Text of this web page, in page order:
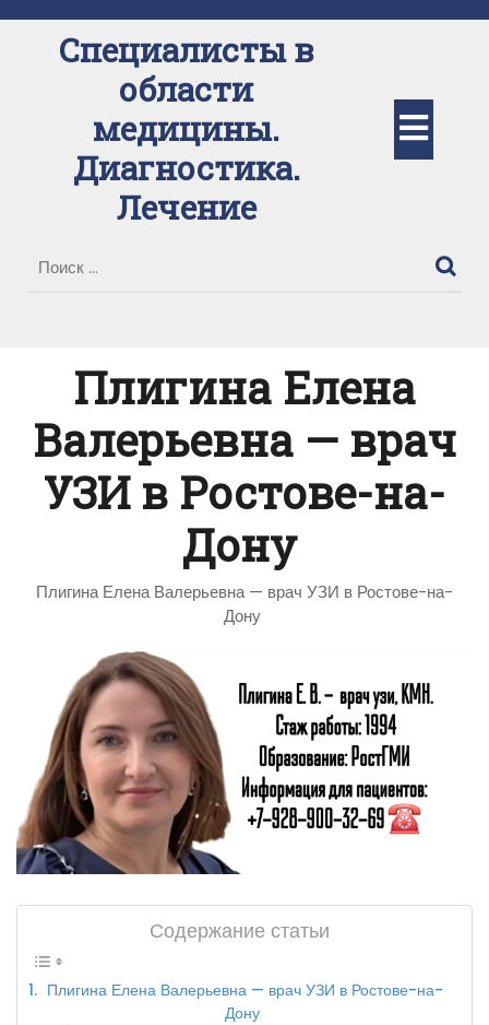
содержимомуСпециалисты в
области
медицины.
Диагностика.
Лечение
Плигина Елена
Валерьевна — врач
УЗИ в Ростове-на-
Дону
Плигина Елена Валерьевна — врач УЗИ в Ростове-на-
Дону
Содержание статьи
Плигина Елена Валерьевна — врач УЗИ в Ростове-на-
Дону